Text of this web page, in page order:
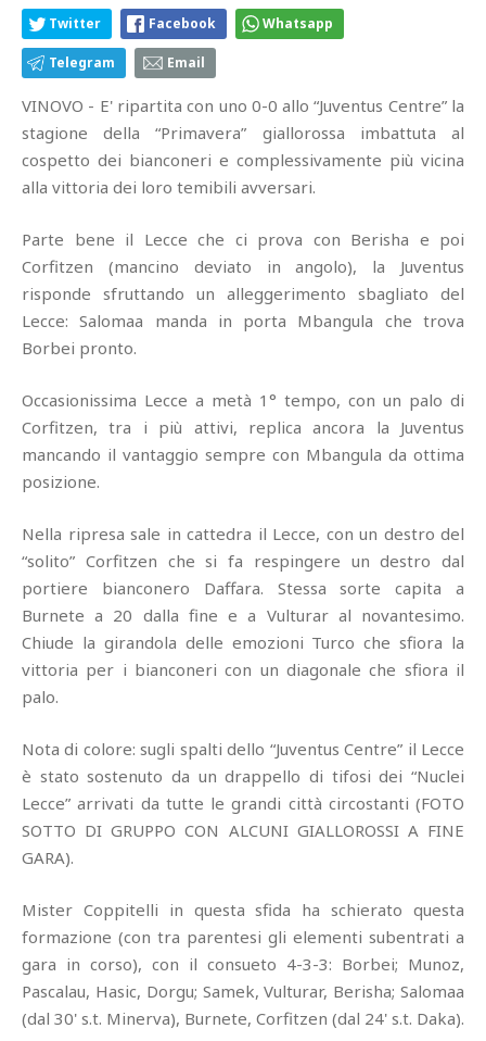
Twitter Facebook Whatsapp
Telegram Email
VINOVO - E' ripartita con uno 0-0 allo “Juventus Centre” la
stagione della “Primavera” giallorossa imbattuta al
cospetto dei bianconeri e complessivamente più vicina
alla vittoria dei loro temibili avversari.
Parte bene il Lecce che ci prova con Berisha e poi
Corfitzen (mancino deviato in angolo), la Juventus
risponde sfruttando un alleggerimento sbagliato del
Lecce: Salomaa manda in porta Mbangula che trova
Borbei pronto.
Occasionissima Lecce a metà 1° tempo, con un palo di
Corfitzen, tra i più attivi, replica ancora la Juventus
mancando il vantaggio sempre con Mbangula da ottima
posizione.
Nella ripresa sale in cattedra il Lecce, con un destro del
“solito” Corfitzen che si fa respingere un destro dal
portiere bianconero Daffara. Stessa sorte capita a
Burnete a 20 dalla fine e a Vulturar al novantesimo.
Chiude la girandola delle emozioni Turco che sfiora la
vittoria per i bianconeri con un diagonale che sfiora il
palo.
Nota di colore: sugli spalti dello “Juventus Centre” il Lecce
è stato sostenuto da un drappello di tifosi dei “Nuclei
Lecce” arrivati da tutte le grandi città circostanti (FOTO
SOTTO DI GRUPPO CON ALCUNI GIALLOROSSI A FINE
GARA).
Mister Coppitelli in questa sfida ha schierato questa
formazione (con tra parentesi gli elementi subentrati a
gara in corso), con il consueto 4-3-3: Borbei; Munoz,
Pascalau, Hasic, Dorgu; Samek, Vulturar, Berisha; Salomaa
(dal 30' s.t. Minerva), Burnete, Corfitzen (dal 24' s.t. Daka).